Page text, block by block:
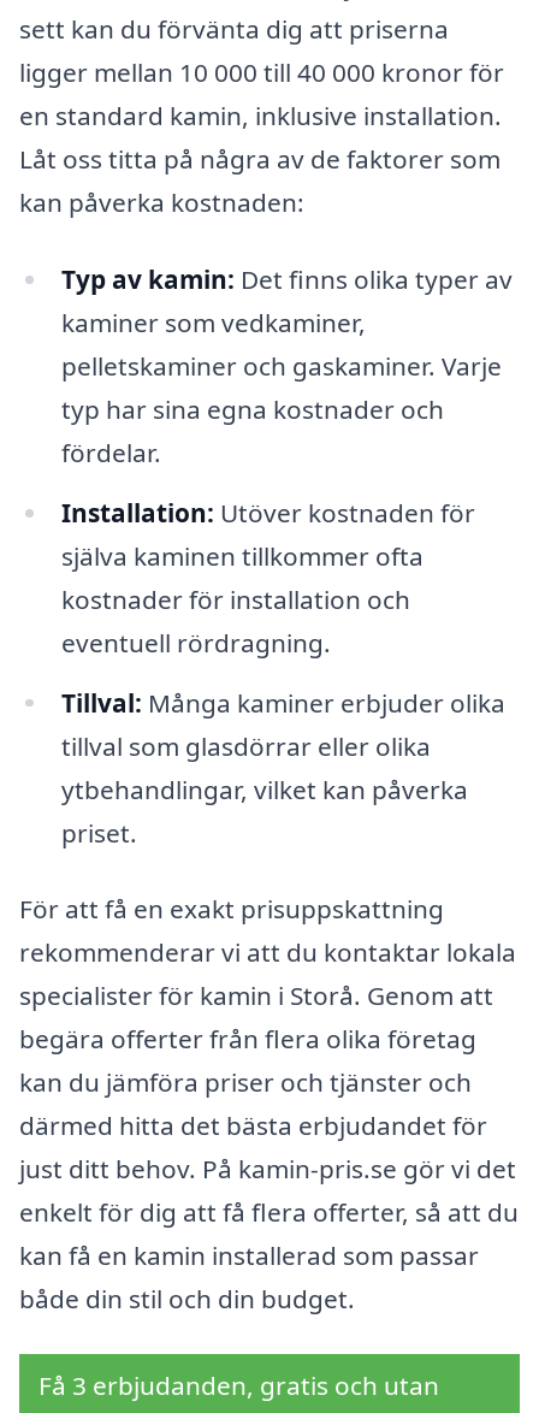
sett kan du förvänta dig att priserna
ligger mellan 10 000 till 40 000 kronor för
en standard kamin, inklusive installation.
Låt oss titta på några av de faktorer som
kan påverka kostnaden:
Typ av kamin: Det finns olika typer av
kaminer som vedkaminer,
pelletskaminer och gaskaminer. Varje
typ har sina egna kostnader och
fördelar.
Installation: Utöver kostnaden för
själva kaminen tillkommer ofta
kostnader för installation och
eventuell rördragning.
Tillval: Många kaminer erbjuder olika
tillval som glasdörrar eller olika
ytbehandlingar, vilket kan påverka
priset.
För att få en exakt prisuppskattning
rekommenderar vi att du kontaktar lokala
specialister för kamin i Storå. Genom att
begära offerter från flera olika företag
kan du jämföra priser och tjänster och
därmed hitta det bästa erbjudandet för
just ditt behov. På kamin-pris.se gör vi det
enkelt för dig att få flera offerter, så att du
kan få en kamin installerad som passar
både din stil och din budget.
Få 3 erbjudanden, gratis och utan